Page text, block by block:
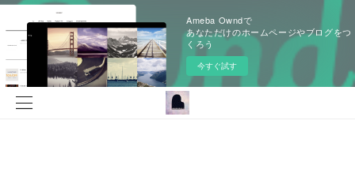
Ameba Owndで
あなただけのホームページやブログをつ
くろう
今すぐ試す